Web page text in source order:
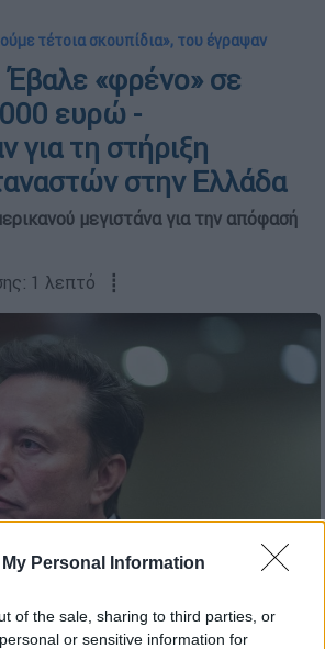
Personal Information
of the sale, sharing to third parties, or
or sensitive information for
τέτοια σκουπίδια», του έγραψαν
«φρένο» σε
ευρώ -
για τη στήριξη
στην Ελλάδα
μεγιστάνα για την απόφασή
1 λεπτό ┋